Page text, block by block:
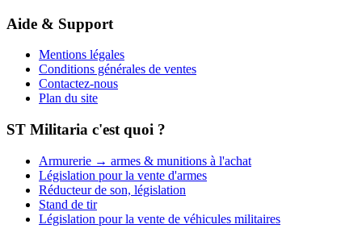
Aide & Support
Mentions légales
Conditions générales de ventes
Contactez-nous
Plan du site
ST Militaria c'est quoi ?
Armurerie → armes & munitions à l'achat
Législation pour la vente d'armes
Réducteur de son, législation
Stand de tir
Législation pour la vente de véhicules militaires